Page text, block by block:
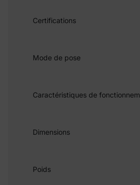
Certifications
Mode de pose
Caractéristiques de
Dimensions
Poids